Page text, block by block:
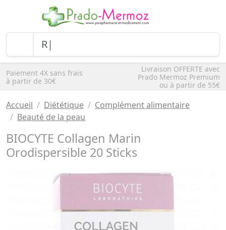
Paiement 4X sans frais
à partir de 30€
Livraison OFFERTE avec
Prado Mermoz Premium
ou à partir de 55€
Accueil Diététique
Complément alimentaire
Beauté de la peau
BIOCYTE Collagen Marin
Orodispersible 20 Sticks